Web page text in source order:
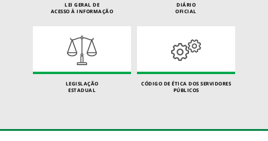
LEI GERAL DE
ACESSO À INFORMAÇÃO
DIÁRIO
OFICIAL
LEGISLAÇÃO
ESTADUAL
CÓDIGO DE ÉTICA DOS SERVIDORES
PÚBLICOS